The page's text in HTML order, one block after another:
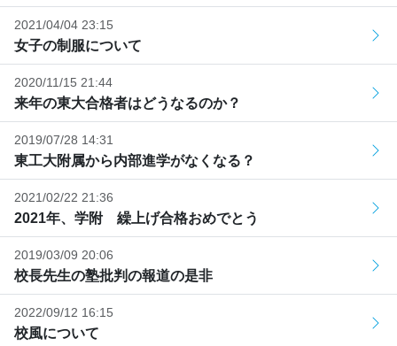
2021/04/04 23:15
女子の制服について
2020/11/15 21:44
来年の東大合格者はどうなるのか？
2019/07/28 14:31
東工大附属から内部進学がなくなる？
2021/02/22 21:36
2021年、学附 繰上げ合格おめでとう
2019/03/09 20:06
校長先生の塾批判の報道の是非
2022/09/12 16:15
校風について